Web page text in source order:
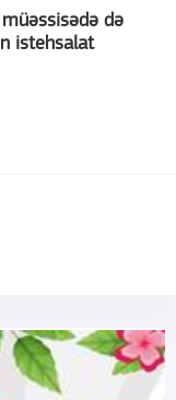
müəssisədə də
istehsalat